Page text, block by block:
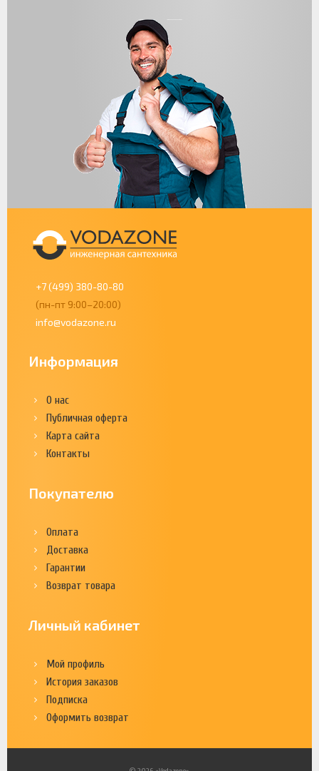
+7 (499) 380-80-80
(пн-пт 9:00–20:00)
info@vodazone.ru
Информация
О нас
Публичная оферта
Карта сайта
Контакты
Покупателю
Оплата
Доставка
Гарантии
Возврат товара
Личный кабинет
Мой профиль
История заказов
Подписка
Оформить возврат